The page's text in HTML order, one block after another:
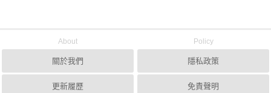
About
關於我們
更新履歷
Policy
隱私政策
免責聲明